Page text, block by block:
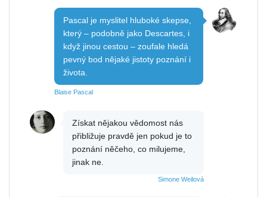
Pascal je myslitel hluboké skepse,
který – podobně jako Descartes, i
když jinou cestou – zoufale hledá
pevný bod nějaké jistoty poznání i
života.
Blaise Pascal
Získat nějakou vědomost nás
přibližuje pravdě jen pokud je to
poznání něčeho, co milujeme,
jinak ne.
Simone Weilová